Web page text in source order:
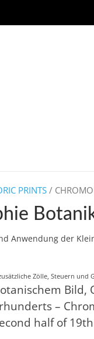
PRINTS /
Anwendung der
Zölle, Steuern und
Bild,
–
half of